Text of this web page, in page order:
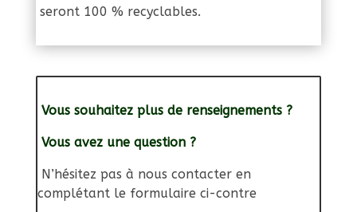
seront 100 % recyclables.
Vous souhaitez plus de renseignements ?
Vous avez une question ?
N’hésitez pas à nous contacter en
complétant le formulaire ci-contre